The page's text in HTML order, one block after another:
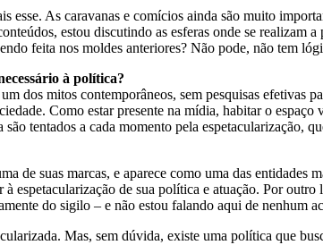
esse. As caravanas e comícios ainda são muito
estou discutindo as esferas onde se realizam
feita nos moldes anteriores? Não pode, não tem
à política?
dos mitos contemporâneos, sem pesquisas efetivas
Como estar presente na mídia, habitar o
tentados a cada momento pela espetacularização,
de suas marcas, e aparece como uma das
espetacularização de sua política e atuação. Por
do sigilo – e não estou falando aqui de nenhum
Mas, sem dúvida, existe uma política que